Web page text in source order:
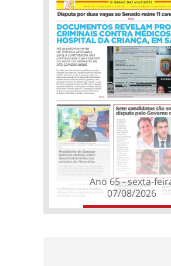
Ano 65 - sexta-
07/08/2026